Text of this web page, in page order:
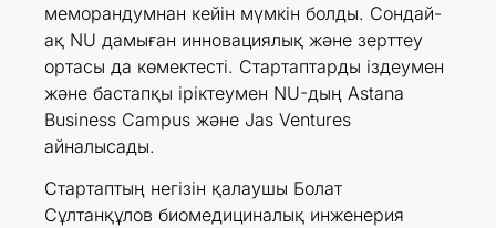
меморандумнан кейін мүмкін болды. Сондай-
ақ NU дамыған инновациялық және зерттеу
ортасы да көмектесті. Стартаптарды іздеумен
және бастапқы іріктеумен NU-дың Astana
Business Campus және Jas Ventures
айналысады.
Стартаптың негізін қалаушы Болат
Сұлтанқұлов биомедициналық инженерия